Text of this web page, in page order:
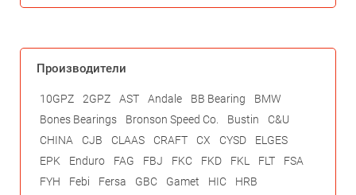
Производители
10GPZ 2GPZ AST Andale BB Bearing
BMW
Bones Bearings
Bronson Speed Co. Bustin
C&U
CHINA
CJB CLAAS CRAFT CX CYSD
ELGES
EPK
Enduro FAG FBJ FKC FKD FKL FLT
FSA
FYH
Febi Fersa GBC Gamet HIC
HRB